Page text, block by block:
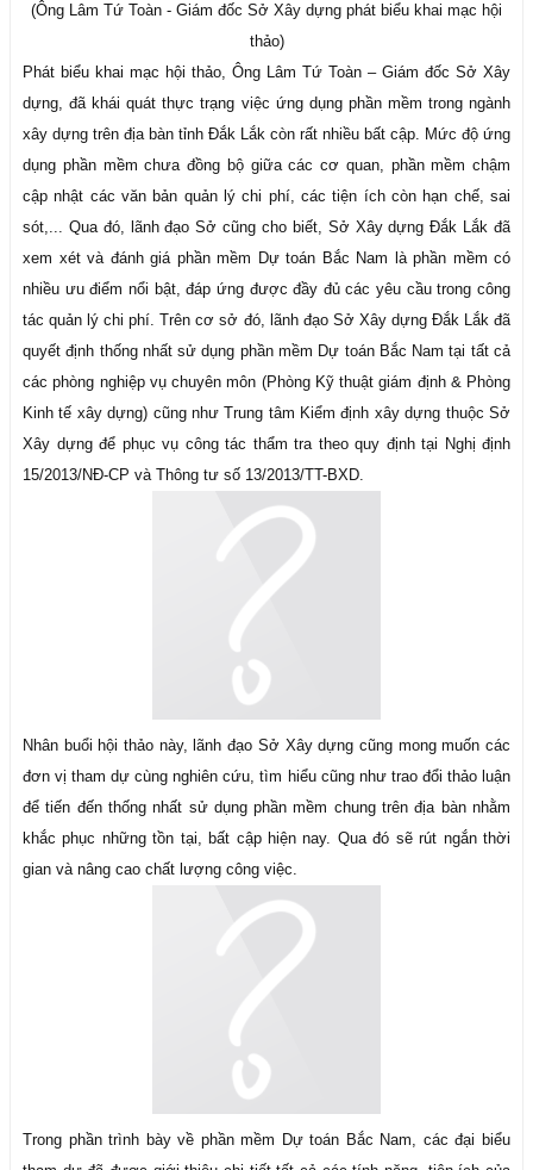
(Ông Lâm Tứ Toàn - Giám đốc Sở Xây dựng phát biểu khai mạc hội
thảo)
Phát biểu khai mạc hội thảo, Ông Lâm Tứ Toàn – Giám đốc Sở Xây
dựng, đã khái quát thực trạng việc ứng dụng phần mềm trong ngành
xây dựng trên địa bàn tỉnh Đắk Lắk còn rất nhiều bất cập. Mức độ ứng
dụng phần mềm chưa đồng bộ giữa các cơ quan, phần mềm chậm
cập nhật các văn bản quản lý chi phí, các tiện ích còn hạn chế, sai
sót,... Qua đó, lãnh đạo Sở cũng cho biết, Sở Xây dựng Đắk Lắk đã
xem xét và đánh giá phần mềm Dự toán Bắc Nam là phần mềm có
nhiều ưu điểm nổi bật, đáp ứng được đầy đủ các yêu cầu trong công
tác quản lý chi phí. Trên cơ sở đó, lãnh đạo Sở Xây dựng Đắk Lắk đã
quyết định thống nhất sử dụng phần mềm Dự toán Bắc Nam tại tất cả
các phòng nghiệp vụ chuyên môn (Phòng Kỹ thuật giám định & Phòng
Kinh tế xây dựng) cũng như Trung tâm Kiểm định xây dựng thuộc Sở
Xây dựng để phục vụ công tác thẩm tra theo quy định tại Nghị định
15/2013/NĐ-CP và Thông tư số 13/2013/TT-BXD.
Nhân buổi hội thảo này, lãnh đạo Sở Xây dựng cũng mong muốn các
đơn vị tham dự cùng nghiên cứu, tìm hiểu cũng như trao đổi thảo luận
để tiến đến thống nhất sử dụng phần mềm chung trên địa bàn nhằm
khắc phục những tồn tại, bất cập hiện nay. Qua đó sẽ rút ngắn thời
gian và nâng cao chất lượng công việc.
Trong phần trình bày về phần mềm Dự toán Bắc Nam, các đại biểu